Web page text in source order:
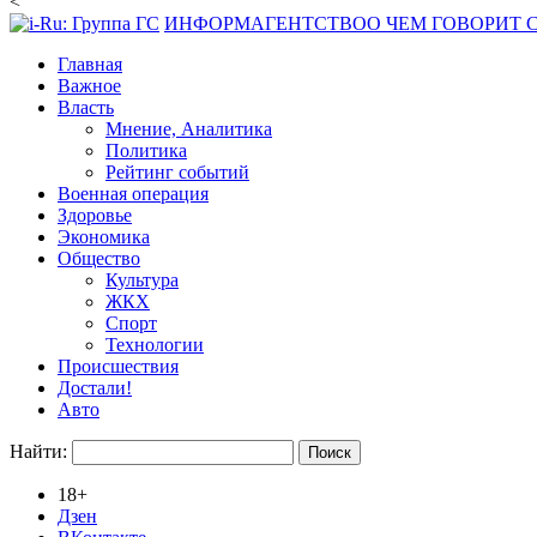
ИНФОРМАГЕНТСТВОО ЧЕМ ГОВОРИТ
Главная
Важное
Власть
Мнение, Аналитика
Политика
Рейтинг событий
Военная операция
Здоровье
Экономика
Общество
Культура
ЖКХ
Спорт
Технологии
Происшествия
Достали!
Авто
Найти:
18+
Дзен